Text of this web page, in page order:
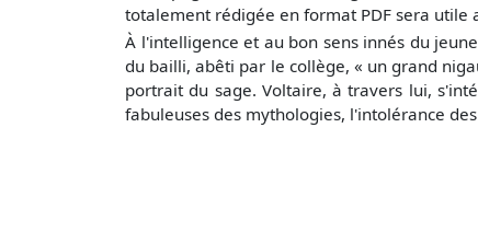
totalement rédigée en format PDF sera
À l'intelligence et au bon sens innés du
du bailli, abêti par le collège, « un grand
portrait du sage. Voltaire, à travers lui,
fabuleuses des mythologies, l'intolérance